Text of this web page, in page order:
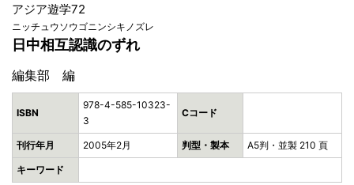
アジア遊学72
ニッチュウソウゴニンシキノズレ
日中相互認識のずれ
編集部 編
ISBN
978-4-585-10323-
3
Cコード
刊行年月 2005年2月 判型・製本 A5判・並製 210 頁
キーワード